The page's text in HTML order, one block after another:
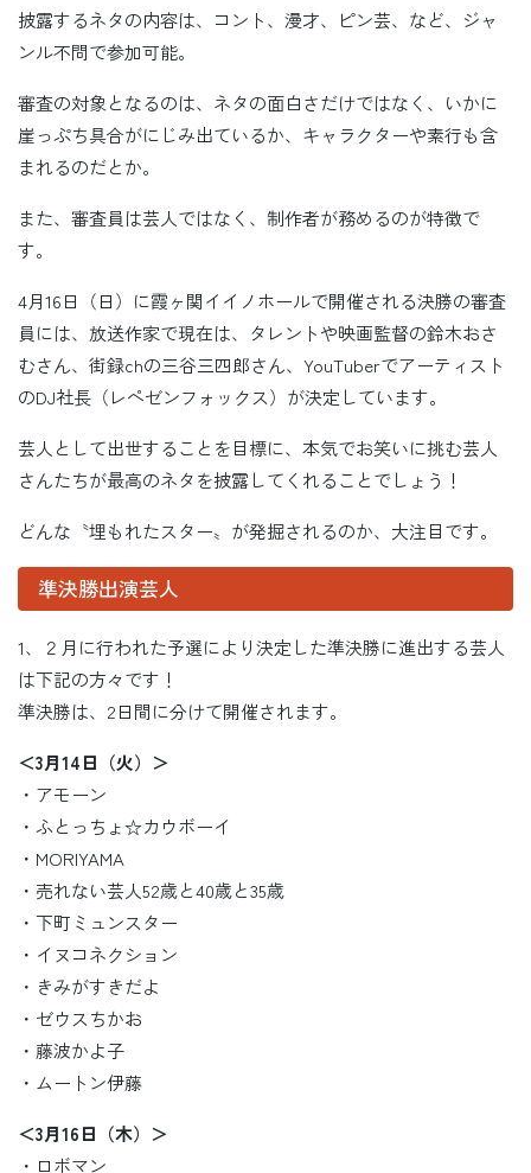
披露するネタの内容は、コント、漫才、ピン芸、など、ジャ
ンル不問で参加可能。
審査の対象となるのは、ネタの面白さだけではなく、いかに
崖っぷち具合がにじみ出ているか、キャラクターや素行も含
まれるのだとか。
また、審査員は芸人ではなく、制作者が務めるのが特徴で
す。
4月16日（日）に霞ヶ関イイノホールで開催される決勝の審査
員には、放送作家で現在は、タレントや映画監督の鈴木おさ
むさん、街録chの三谷三四郎さん、YouTuberでアーティスト
のDJ社長（レペゼンフォックス）が決定しています。
芸人として出世することを目標に、本気でお笑いに挑む芸人
さんたちが最高のネタを披露してくれることでしょう！
どんな〝埋もれたスター〟が発掘されるのか、大注目です。
準決勝出演芸人
1、２月に行われた予選により決定した準決勝に進出する芸人
は下記の方々です！
準決勝は、2日間に分けて開催されます。
＜3月14日（火）＞
・アモーン
・ふとっちょ☆カウボーイ
・MORIYAMA
・売れない芸人52歳と40歳と35歳
・下町ミュンスター
・イヌコネクション
・きみがすきだよ
・ゼウスちかお
・藤波かよ子
・ムートン伊藤
＜3月16日（木）＞
・ロボマン